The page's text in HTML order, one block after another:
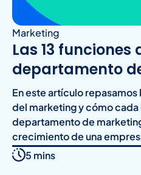
Marketing
Las 13 funciones
departamento
En este artículo
del marketing y cómo cada
departamento de
crecimiento de una
5 mins